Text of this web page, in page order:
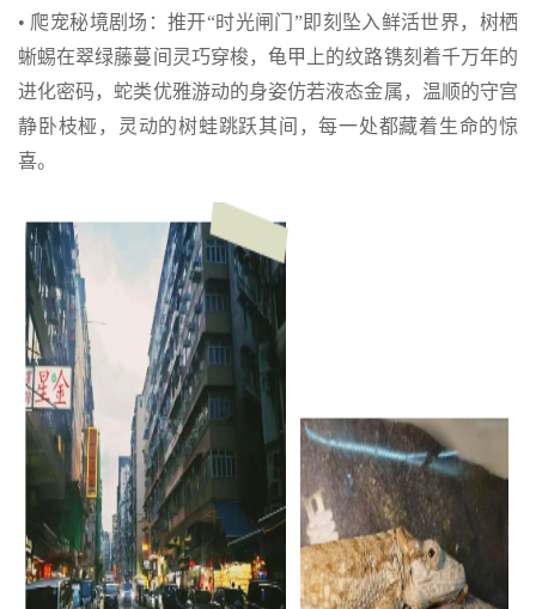
• 爬宠秘境剧场：推开“时光闸门”即刻坠入鲜活世界，树栖
蜥蜴在翠绿藤蔓间灵巧穿梭，龟甲上的纹路镌刻着千万年的
进化密码，蛇类优雅游动的身姿仿若液态金属，温顺的守宫
静卧枝桠，灵动的树蛙跳跃其间，每一处都藏着生命的惊
喜。